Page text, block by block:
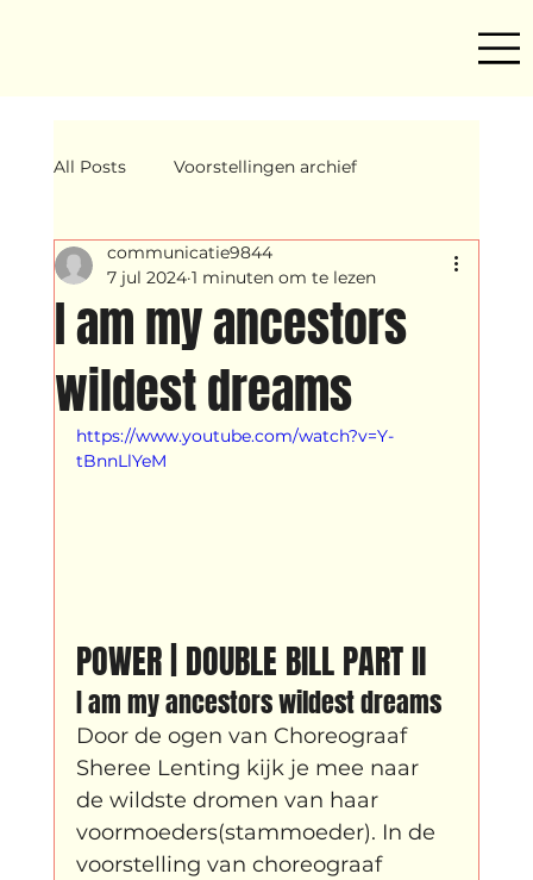
All Posts Voorstellingen archief
Mind ur step Amira
breakin
New makers Wennah Unbreakable
Lloyds company Nieuws Power
Voorstellingen
I am my ancestors
wildest dreams
communicatie9844
7 jul 2024 1 minuten om te lezen
https://www.youtube.com/watch?v=Y-
tBnnLlYeM
POWER | DOUBLE BILL PART II
I am my ancestors wildest dreams
Door de ogen van Choreograaf
Sheree Lenting kijk je mee naar
de wildste dromen van haar
voormoeders(stammoeder). In de
voorstelling van choreograaf